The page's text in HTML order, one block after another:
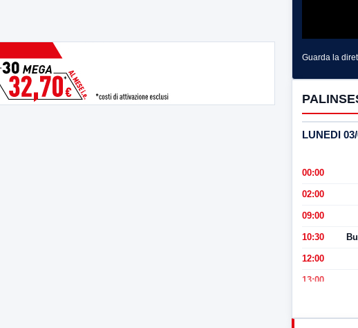
Guarda la
LUNEDI
00:00
02:00
09:00
10:30
12:00
13:00